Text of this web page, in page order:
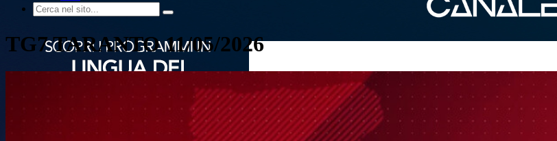
TG7 TARANTO 11/05/2026